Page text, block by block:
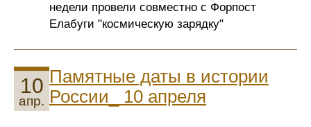
недели провели совместно с Форпост
Елабуги "космическую зарядку"
10
апр.
Памятные даты в истории
России_ 10 апреля